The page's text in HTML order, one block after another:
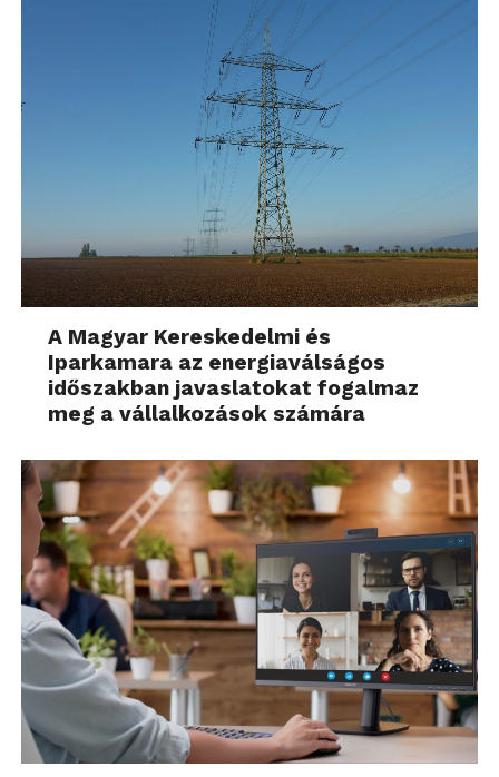
A Magyar Kereskedelmi és
Iparkamara az energiaválságos
időszakban javaslatokat fogalmaz
meg a vállalkozások számára